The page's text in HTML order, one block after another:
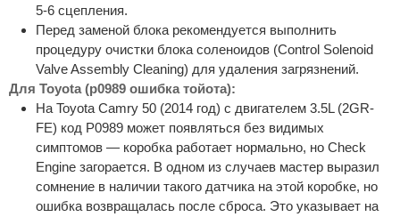
5-6 сцепления.
Перед заменой блока рекомендуется выполнить
процедуру очистки блока соленоидов (Control Solenoid
Valve Assembly Cleaning) для удаления загрязнений.
Для Toyota (p0989 ошибка тойота):
На Toyota Camry 50 (2014 год) с двигателем 3.5L (2GR-
FE) код P0989 может появляться без видимых
симптомов — коробка работает нормально, но Check
Engine загорается. В одном из случаев мастер выразил
сомнение в наличии такого датчика на этой коробке, но
ошибка возвращалась после сброса. Это указывает на